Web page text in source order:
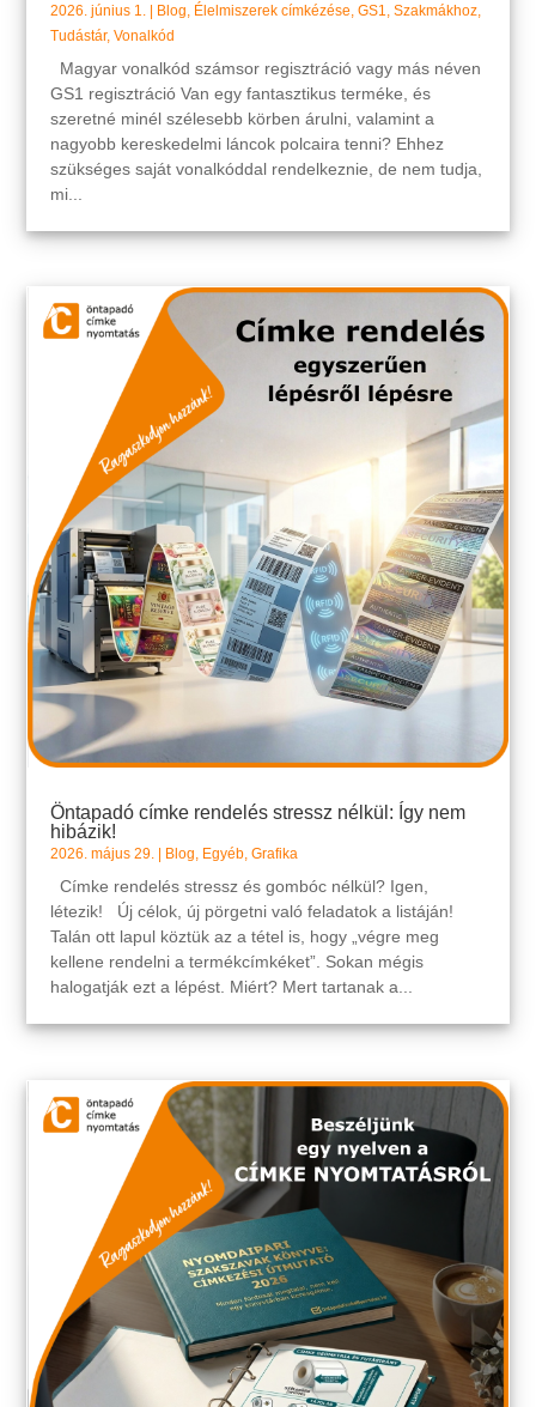
2026. június 1. | Blog, Élelmiszerek címkézése,GS1,Szakmákhoz,
Tudástár,Vonalkód
Magyar vonalkód számsor regisztráció vagy más néven
GS1 regisztráció Van egy fantasztikus terméke, és
szeretné minél szélesebb körben árulni, valamint a
nagyobb kereskedelmi láncok polcaira tenni? Ehhez
szükséges saját vonalkóddal rendelkeznie, de nem tudja,
mi...
Öntapadó címke rendelés stressz nélkül: Így nem
hibázik!
2026. május 29. Blog, Egyéb,Grafika
Címke rendelés stressz és gombóc nélkül? Igen,
létezik! Új célok, új pörgetni való feladatok a listáján!
Talán ott lapul köztük az a tétel is, hogy „végre meg
kellene rendelni a termékcímkéket”. Sokan mégis
halogatják ezt a lépést. Miért? Mert tartanak a...